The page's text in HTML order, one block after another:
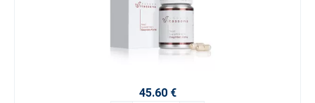
45.60 €